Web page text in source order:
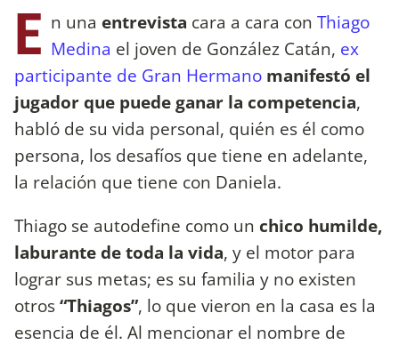
E n una entrevista cara a cara con Thiago
Medina el joven de González Catán, ex
participante de Gran Hermano manifestó el
jugador que puede ganar la competencia,
habló de su vida personal, quién es él como
persona, los desafíos que tiene en adelante,
la relación que tiene con Daniela.
Thiago se autodefine como un chico humilde,
laburante de toda la vida, y el motor para
lograr sus metas; es su familia y no existen
otros“Thiagos”, lo que vieron en la casa es la
esencia de él. Al mencionar el nombre de